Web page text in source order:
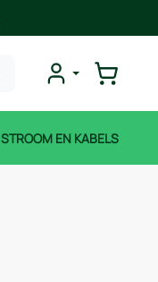
STROOM EN KABELS